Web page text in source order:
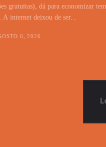
gratuitas), dá para economizar
A internet deixou de ser...
6, 2026